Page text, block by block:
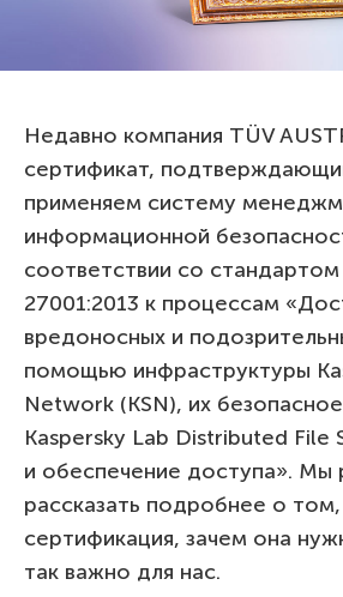
Недавно компания TÜV
сертификат,
применяем систему
информационной
соответствии со стандартом
27001:2013 к процессам
вредоносных и
помощью инфраструктуры
Network (KSN), их
Kaspersky Lab Distributed File
и обеспечение доступа». Мы
рассказать подробнее о
сертификация, зачем она
так важно для нас.